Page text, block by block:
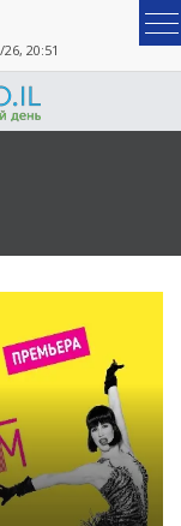
20:51